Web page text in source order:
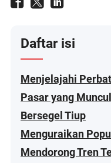
Daftar isi
Menjelajahi
Pasar yang
Bersegel Tiup
Menguraikan
Mendorong Tren